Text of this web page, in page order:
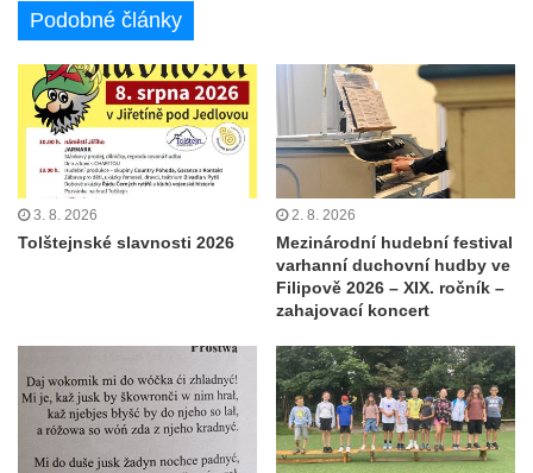
Podobné články
3. 8. 2026
Tolštejnské slavnosti 2026
2. 8. 2026
Mezinárodní hudební festival
varhanní duchovní hudby ve
Filipově 2026 – XIX. ročník –
zahajovací koncert